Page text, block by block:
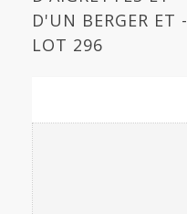
D'UN BERGER ET -
LOT 296